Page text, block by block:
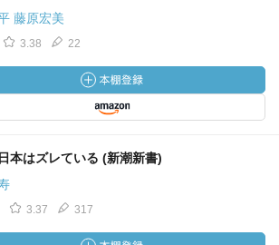
藤原宏美
3.38 22
本はズレている (新潮新書)
3.37 317